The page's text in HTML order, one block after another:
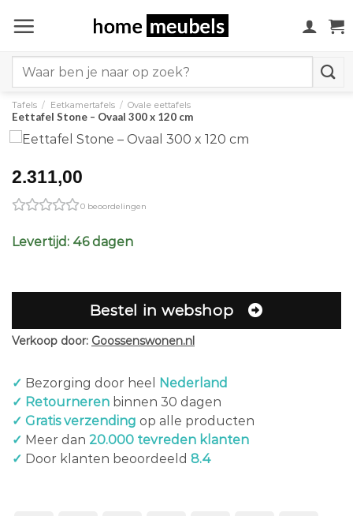
naar
for:
Tafels / Eetkamertafels / Ovale eettafels
Eettafel Stone – Ovaal 300 x 120 cm
2.311,00
0 beoordelingen
Levertijd: 46 dagen
Bestel in webshop
Verkoop door: Goossenswonen.nl
✓ Bezorging door heel
Nederland
✓ Retourneren binnen 30 dagen
✓ Gratis verzending op alle producten
✓ Meer dan 20.000 tevreden klanten
✓ Door klanten beoordeeld 8.4